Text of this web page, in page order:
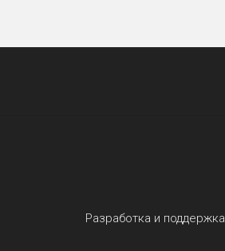
Разработка и поддержка